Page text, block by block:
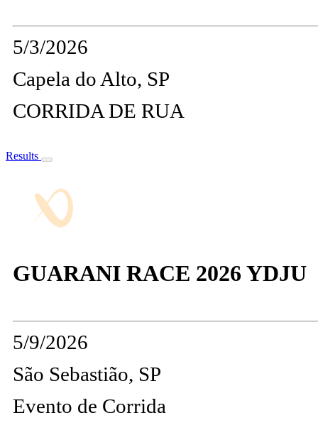
5/3/2026
Capela do Alto, SP
CORRIDA DE RUA
Results
GUARANI RACE 2026 YDJU
5/9/2026
São Sebastião, SP
Evento de Corrida